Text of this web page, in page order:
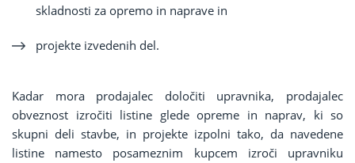
skladnosti za opremo in naprave in
projekte izvedenih del.
Kadar mora prodajalec določiti upravnika, prodajalec
obveznost izročiti listine glede opreme in naprav, ki so
skupni deli stavbe, in projekte izpolni tako, da navedene
listine namesto posameznim kupcem izroči upravniku